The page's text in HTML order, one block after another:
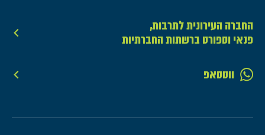
החברה העירונית לתרבות,
פנאי וספורט ברשתות החברתיות
ווטסאפ